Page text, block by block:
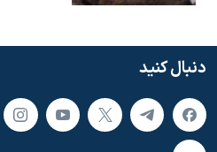
دنبال کنید